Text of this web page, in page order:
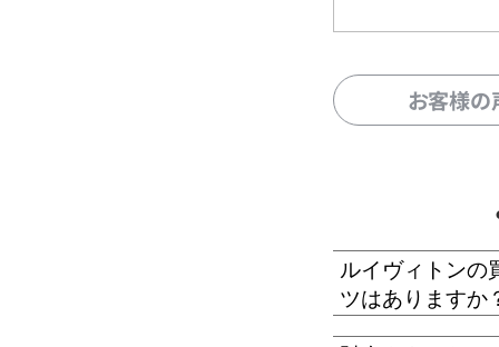
お客様
ルイヴィトンの
ツはありますか